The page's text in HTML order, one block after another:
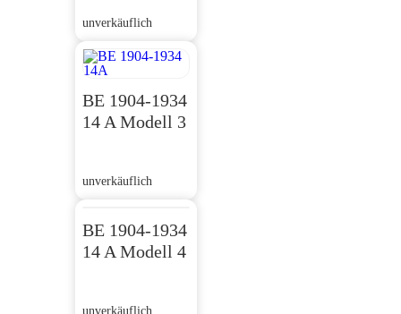
unverkäuflich
BE 1904-1934
14 A Modell 3
unverkäuflich
BE 1904-1934
14 A Modell 4
unverkäuflich